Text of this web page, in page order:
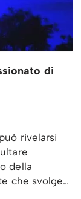
di
rivelarsi
della
che svolge…